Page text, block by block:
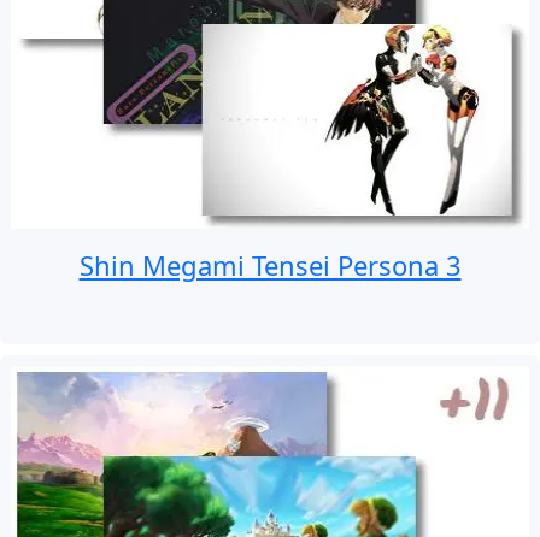
Shin Megami Tensei Persona 3